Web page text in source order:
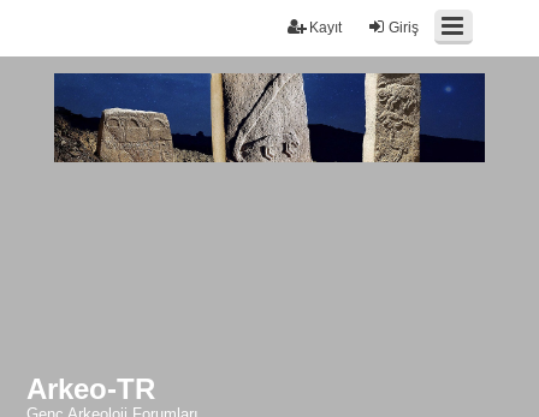
Giriş
Kayıt
Arkeo-TR